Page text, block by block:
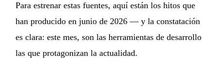
Para estrenar estas fuentes, aquí están los hitos que
han producido en junio de 2026 — y la constatación
es clara: este mes, son las herramientas de desarrollo
las que protagonizan la actualidad.